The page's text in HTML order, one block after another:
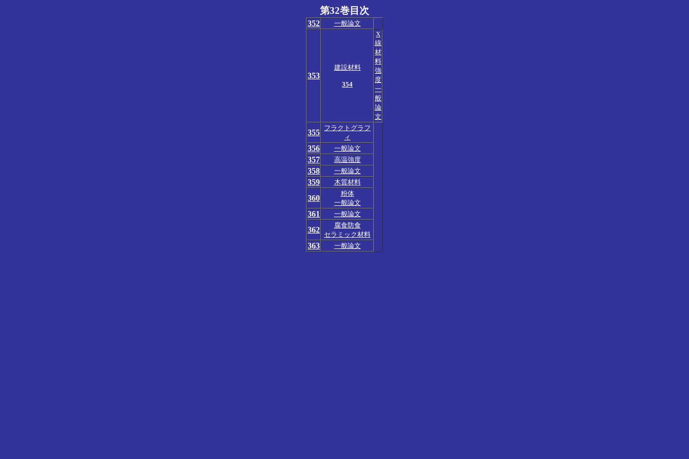
第32巻目次
352 一般論文
353
建設材料
354
X
線
材
料
強
度
一
般
論
文
355
フラクトグラフ
ィ
356 一般論文
357 高温強度
358 一般論文
359 木質材料
360
粉体
一般論文
361 一般論文
362
腐食防食
セラミック材料
363 一般論文